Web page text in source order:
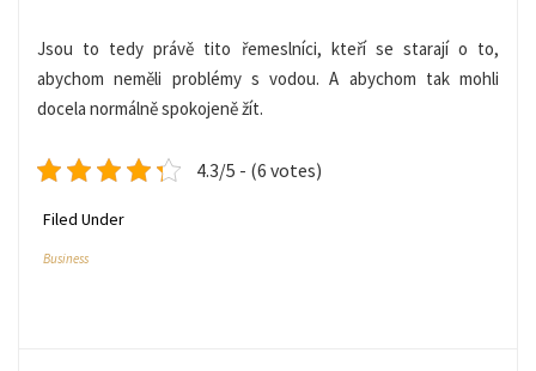
Jsou to tedy právě tito řemeslníci, kteří se starají o to,
abychom neměli problémy s vodou. A abychom tak mohli
docela normálně spokojeně žít.
4.3/5 - (6 votes)
Filed Under
Business